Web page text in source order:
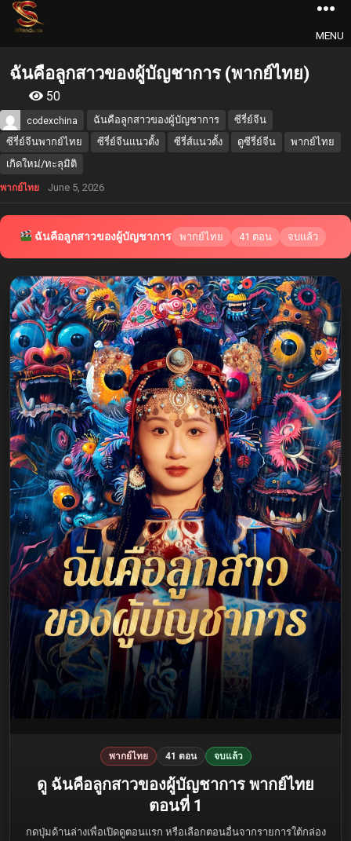
MENU
ฉันคือลูกสาวของผู้บัญชาการ (พากย์ไทย)
50
codexchina ฉันคือลูกสาวของผู้บัญชาการ
ซีรี่ย์จีน
ซีรี่ย์จีนพากย์ไทย
ซีรี่ย์จีนแนวตั้ง ซีรี่ส์แนวตั้ง ดูซีรี่ย์จีน
พากย์ไทย
เกิดใหม่/ทะลุมิติ
พากย์ไทย June 5, 2026
ฉันคือลูกสาวของผู้บัญชาการ พากย์ไทย 41 ตอน จบแล้ว
พากย์ไทย 41 ตอน จบแล้ว
ดู ฉันคือลูกสาวของผู้บัญชาการ พากย์ไทย
ตอนที่ 1
กดปุ่มด้านล่างเพื่อเปิดดูตอนแรก หรือเลือกตอนอื่นจากรายการใต้กล่อง